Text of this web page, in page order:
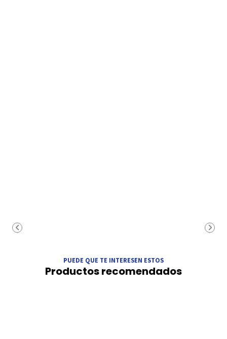
PUEDE QUE TE INTERESEN ESTOS
Productos recomendados